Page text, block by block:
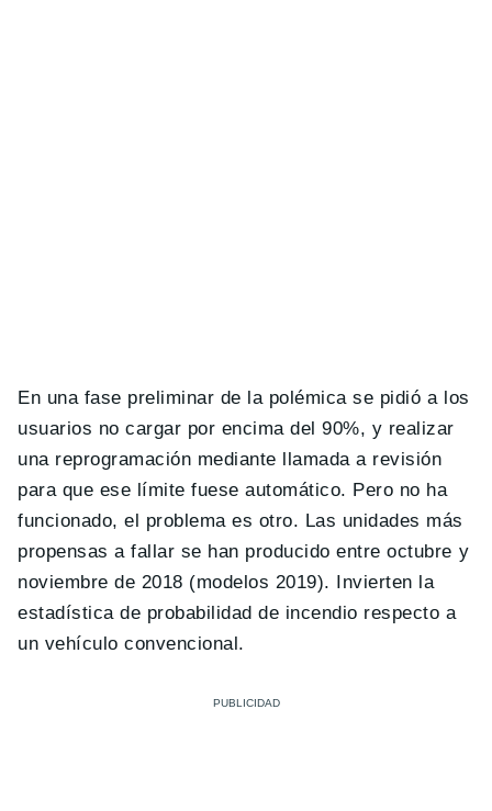
En una fase preliminar de la polémica se pidió a los
usuarios no cargar por encima del 90%, y realizar
una reprogramación mediante llamada a revisión
para que ese límite fuese automático. Pero no ha
funcionado, el problema es otro. Las unidades más
propensas a fallar se han producido entre octubre y
noviembre de 2018 (modelos 2019). Invierten la
estadística de probabilidad de incendio respecto a
un vehículo convencional.